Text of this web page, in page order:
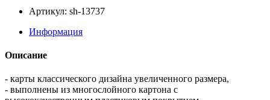
Артикул: sh-13737
Информация
Описание
- карты классического дизайна увеличенного размера,
- выполнены из многослойного картона с